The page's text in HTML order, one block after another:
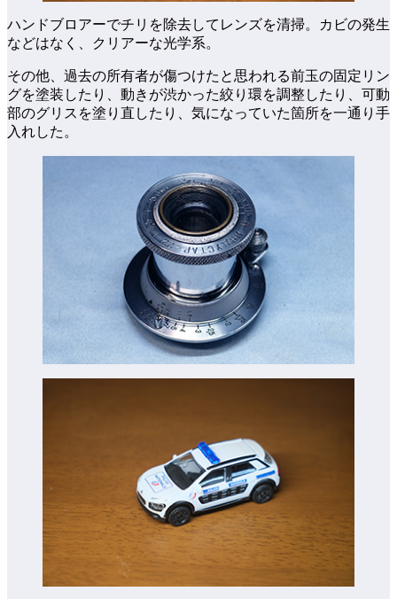
ハンドブロアーでチリを除去してレンズを清掃。カビの発生
などはなく、クリアーな光学系。
その他、過去の所有者が傷つけたと思われる前玉の固定リン
グを塗装したり、動きが渋かった絞り環を調整したり、可動
部のグリスを塗り直したり、気になっていた箇所を一通り手
入れした。